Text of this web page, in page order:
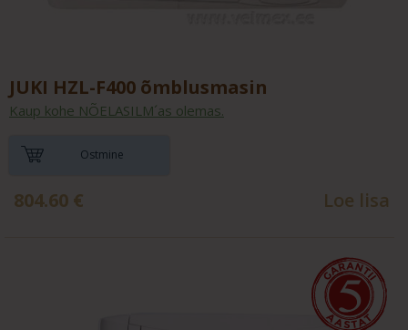
JUKI HZL-F400 õmblusmasin
Kaup kohe NÕELASILM´as olemas.
Ostmine
804.60 € Loe lisa